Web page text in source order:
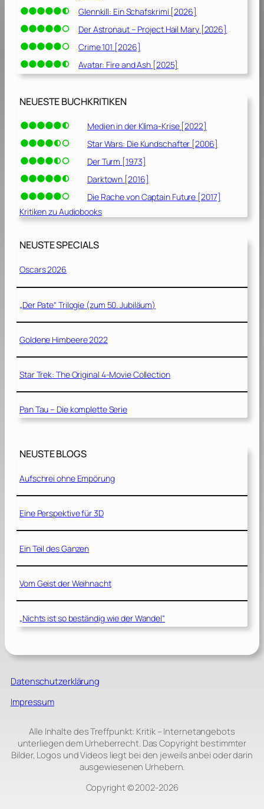
Glennkill: Ein Schafskrimi [2026]
Der Astronaut – Project Hail Mary [2026]
Crime 101 [2026]
Avatar: Fire and Ash [2025]
NEUESTE BUCHKRITIKEN
Medien in der Klima-Krise [2022]
Star Wars: Die Kundschafter [2006]
Der Turm [1973]
Darktown [2016]
Die Rache von Captain Future [2017]
Kritiken zu Audiobooks
NEUSTE SPECIALS
Oscars 2026
„Der Pate“ Trilogie (zum 50. Jubiläum)
Goldene Himbeere 2022
Star Trek: The Original 4-Movie Collection
Pan Tau – Die komplette Serie
NEUSTE BLOGS
Aufschrei ohne Empörung
Eine Perspektive für 3D
Ein Teil des Ganzen
Vom Geist der Weihnacht
„Nichts ist so beständig wie der Wandel“
Datenschutzerklärung
Impressum
Alle Inhalte des Treffpunkt: Kritik – Internetangebots
unterliegen dem Urheberrecht. Das Copyright bestimmter
Bilder, Logos und Videos liegt bei den jeweils anbei oder darin
ausgewiesenen Urhebern.
Copyright © 2002‑2026